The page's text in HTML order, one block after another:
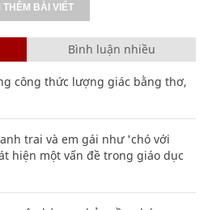
THÊM BÀI VIẾT
Bình luận nhiều
công thức lượng giác bằng thơ,
trai và em gái như 'chó với
hiện một vấn đề trong giáo dục